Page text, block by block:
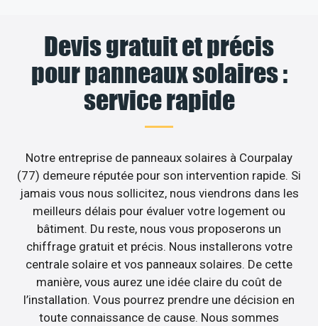
Devis gratuit et précis
pour panneaux solaires :
service rapide
Notre entreprise de panneaux solaires à Courpalay
(77) demeure réputée pour son intervention rapide. Si
jamais vous nous sollicitez, nous viendrons dans les
meilleurs délais pour évaluer votre logement ou
bâtiment. Du reste, nous vous proposerons un
chiffrage gratuit et précis. Nous installerons votre
centrale solaire et vos panneaux solaires. De cette
manière, vous aurez une idée claire du coût de
l’installation. Vous pourrez prendre une décision en
toute connaissance de cause. Nous sommes